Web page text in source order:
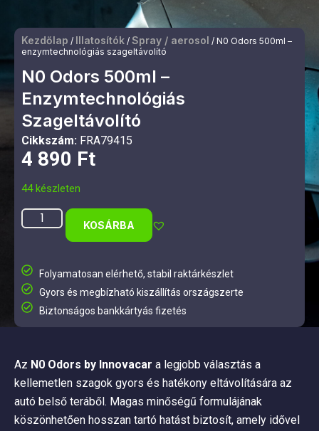
Kezdőlap / Illatosítók / Spray / aerosol / N0 Odors 500ml –
enzymtechnológiás szageltávolító
N0 Odors 500ml –
Enzymtechnológiás
Szageltávolító
Cikkszám: FRA79415
4 890 Ft
44 készleten
KOSÁRBA
Folyamatosan elérhető, stabil raktárkészlet
Gyors és megbízható kiszállítás országszerte
Biztonságos bankkártyás fizetés
Az N0 Odors by Innovacar a legjobb választás a
kellemetlen szagok gyors és hatékony eltávolítására az
autó belső teráből. Magas minőségű formulájának
köszönhetően hosszan tartó hatást biztosít, amely idővel